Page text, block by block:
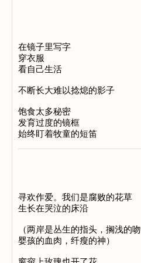
在镜子里写字
穿衣服
看自己生活
不断长大难以捻熄的影子
饱食太多秘密
发育过度的镜框
始终盯着牧童的短笛
寻欢作爱。我们是腐败的花草
生长在哭泣的床沿
（两岸是丛生的指头，搁浅的吻
婴孩的血肉，纤瘦的神）